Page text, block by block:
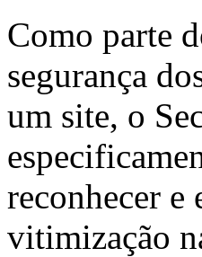
Como parte
segurança
um site, o
reconhecer
vitimização